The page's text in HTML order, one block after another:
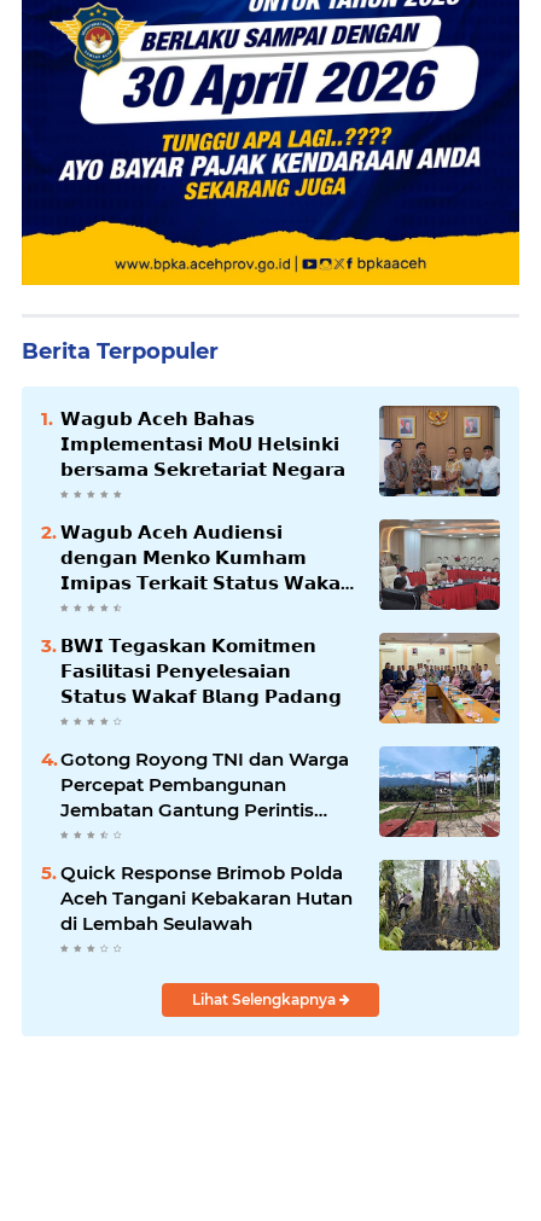
Berita Terpopuler
𝗪𝗮𝗴𝘂𝗯 𝗔𝗰𝗲𝗵 𝗕𝗮𝗵𝗮𝘀
𝗜𝗺𝗽𝗹𝗲𝗺𝗲𝗻𝘁𝗮𝘀𝗶 𝗠𝗼𝗨 𝗛𝗲𝗹𝘀𝗶𝗻𝗸𝗶
𝗯𝗲𝗿𝘀𝗮𝗺𝗮 𝗦𝗲𝗸𝗿𝗲𝘁𝗮𝗿𝗶𝗮𝘁 𝗡𝗲𝗴𝗮𝗿𝗮
𝗪𝗮𝗴𝘂𝗯 𝗔𝗰𝗲𝗵 𝗔𝘂𝗱𝗶𝗲𝗻𝘀𝗶
𝗱𝗲𝗻𝗴𝗮𝗻 𝗠𝗲𝗻𝗸𝗼 𝗞𝘂𝗺𝗵𝗮𝗺
𝗜𝗺𝗶𝗽𝗮𝘀 𝗧𝗲𝗿𝗸𝗮𝗶𝘁 𝗦𝘁𝗮𝘁𝘂𝘀 𝗪𝗮𝗸𝗮𝗳
𝗕𝗹𝗮𝗻𝗴𝗽𝗮𝗱𝗮𝗻𝗴
𝗕𝗪𝗜 𝗧𝗲𝗴𝗮𝘀𝗸𝗮𝗻 𝗞𝗼𝗺𝗶𝘁𝗺𝗲𝗻
𝗙𝗮𝘀𝗶𝗹𝗶𝘁𝗮𝘀𝗶 𝗣𝗲𝗻𝘆𝗲𝗹𝗲𝘀𝗮𝗶𝗮𝗻
𝗦𝘁𝗮𝘁𝘂𝘀 𝗪𝗮𝗸𝗮𝗳 𝗕𝗹𝗮𝗻𝗴 𝗣𝗮𝗱𝗮𝗻𝗴
Gotong Royong TNI dan Warga
Percepat Pembangunan
Jembatan Gantung Perintis
Kuta Ujung Aceh Tenggara
Quick Response Brimob Polda
Aceh Tangani Kebakaran Hutan
di Lembah Seulawah
Lihat Selengkapnya